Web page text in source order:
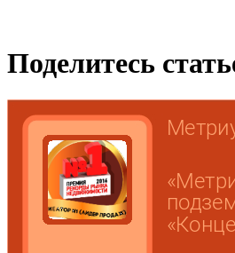
Поделитесь